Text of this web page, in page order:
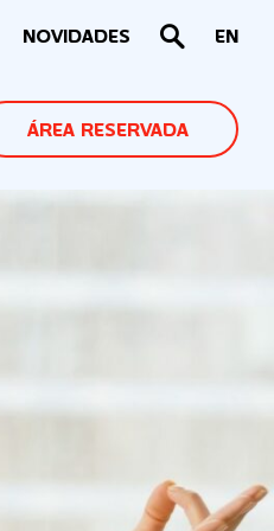
NOVIDADES EN
ÁREA RESERVADA